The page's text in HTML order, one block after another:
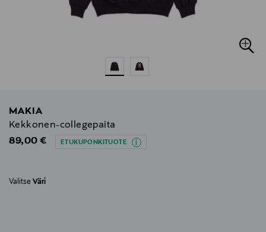
MAKIA
Kekkonen-collegepaita
Original Price
89,00 € ETUKUPONKITUOTE
Valitse Väri